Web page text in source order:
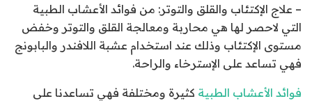
– علاج الإكتئاب والقلق والتوتر: من فوائد الأعشاب الطبية
التي لاحصر لها هي محاربة ومعالجة القلق والتوتر وخفض
مستوى الإكتئاب وذلك عند استخدام عشبة اللافندر والبابونج
فهي تساعد على الإسترخاء والراحة.
فوائد الأعشاب الطبية كثيرة ومختلفة فهي تساعدنا على